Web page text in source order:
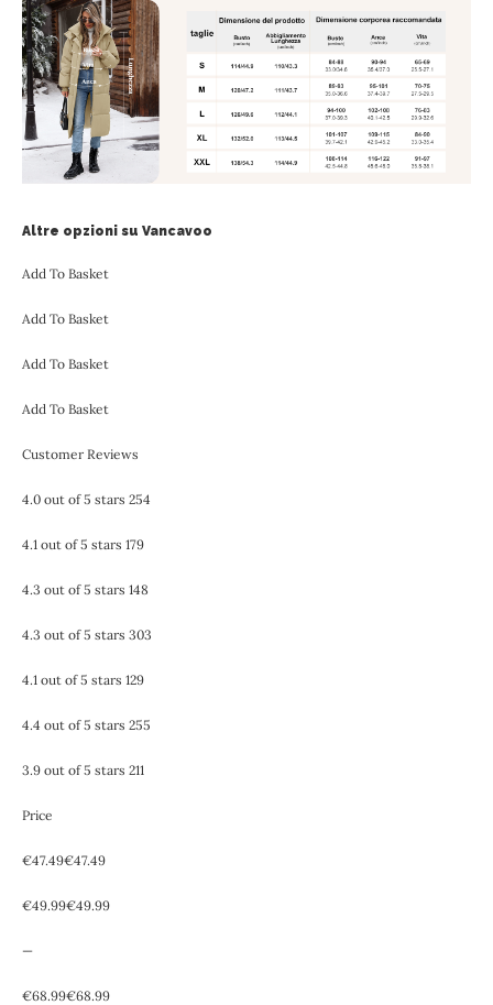
Altre opzioni su Vancavoo
Add To Basket
Add To Basket
Add To Basket
Add To Basket
Customer Reviews
4.0 out of 5 stars 254
4.1 out of 5 stars 179
4.3 out of 5 stars 148
4.3 out of 5 stars 303
4.1 out of 5 stars 129
4.4 out of 5 stars 255
3.9 out of 5 stars 211
Price
€47.49€47.49
€49.99€49.99
—
€68.99€68.99